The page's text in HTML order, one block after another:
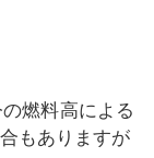
燃料高による
もありますが